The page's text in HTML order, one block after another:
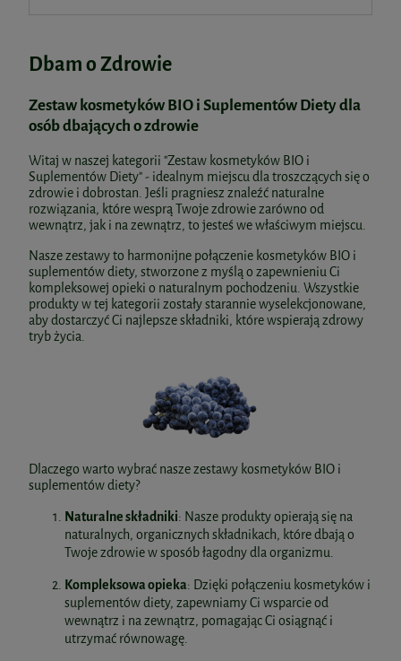
Dbam o Zdrowie
Zestaw kosmetyków BIO i Suplementów Diety dla
osób dbających o zdrowie
Witaj w naszej kategorii "Zestaw kosmetyków BIO i
Suplementów Diety" - idealnym miejscu dla troszczących się o
zdrowie i dobrostan. Jeśli pragniesz znaleźć naturalne
rozwiązania, które wesprą Twoje zdrowie zarówno od
wewnątrz, jak i na zewnątrz, to jesteś we właściwym miejscu.
Nasze zestawy to harmonijne połączenie kosmetyków BIO i
suplementów diety, stworzone z myślą o zapewnieniu Ci
kompleksowej opieki o naturalnym pochodzeniu. Wszystkie
produkty w tej kategorii zostały starannie wyselekcjonowane,
aby dostarczyć Ci najlepsze składniki, które wspierają zdrowy
tryb życia.
Dlaczego warto wybrać nasze zestawy kosmetyków BIO i
suplementów diety?
Naturalne składniki: Nasze produkty opierają się na
naturalnych, organicznych składnikach, które dbają o
Twoje zdrowie w sposób łagodny dla organizmu.
Kompleksowa opieka: Dzięki połączeniu kosmetyków i
suplementów diety, zapewniamy Ci wsparcie od
wewnątrz i na zewnątrz, pomagając Ci osiągnąć i
utrzymać równowagę.